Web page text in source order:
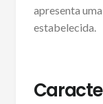
apresenta
estabelecida.